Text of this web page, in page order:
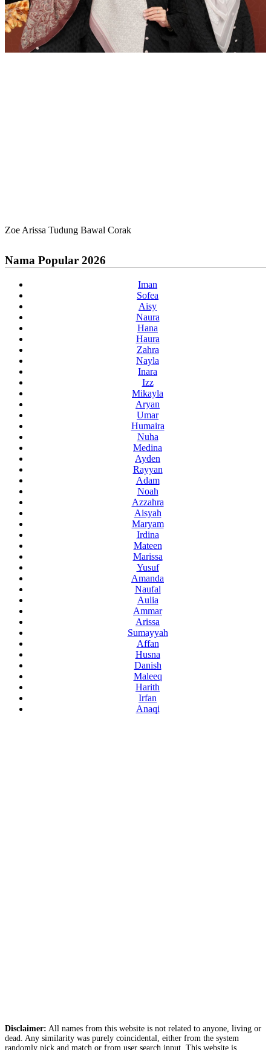
Zoe Arissa Tudung Bawal Corak
Nama Popular 2026
Iman
Sofea
Aisy
Naura
Hana
Haura
Zahra
Nayla
Inara
Izz
Mikayla
Aryan
Umar
Humaira
Nuha
Medina
Ayden
Rayyan
Adam
Noah
Azzahra
Aisyah
Maryam
Irdina
Mateen
Marissa
Yusuf
Amanda
Naufal
Aulia
Ammar
Arissa
Sumayyah
Affan
Husna
Danish
Maleeq
Harith
Irfan
Anaqi
Disclaimer: All names from this website is not related to anyone, living or
dead. Any similarity was purely coincidental, either from the system
randomly pick and match or from user search input. This website is